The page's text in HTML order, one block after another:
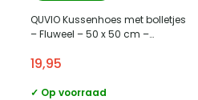
QUVIO Kussenhoes met bolletjes
– Fluweel – 50 x 50 cm –
19,95
✓ Op voorraad